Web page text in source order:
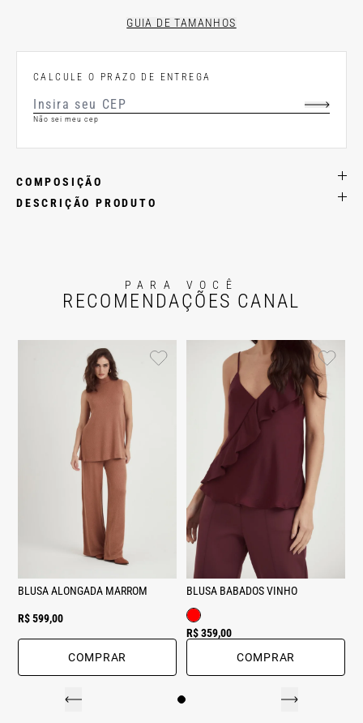
GUIA DE TAMANHOS
CALCULE O PRAZO DE ENTREGA
Não sei meu cep
COMPOSIÇÃO
DESCRIÇÃO PRODUTO
PARA VOCÊ
RECOMENDAÇÕES CANAL
BLUSA ALONGADA MARROM
R$ 599,00
COMPRAR
BLUSA BABADOS VINHO
R$ 359,00
COMPRAR